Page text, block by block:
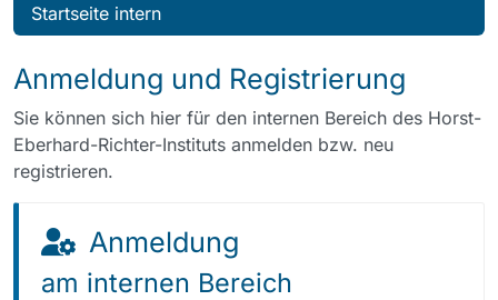
Startseite intern
Anmeldung und Registrierung
Sie können sich hier für den internen Bereich des Horst-
Eberhard-Richter-Instituts anmelden bzw. neu
registrieren.
Anmeldung
am internen Bereich